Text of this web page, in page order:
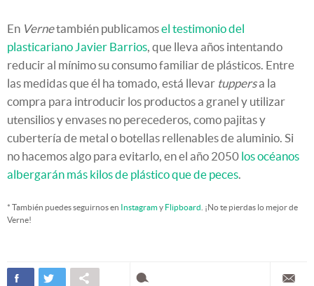
En Vernetambién publicamosel testimonio del
plasticariano Javier Barrios, que lleva años intentando
reducir al mínimo su consumo familiar de plásticos. Entre
las medidas que él ha tomado, está llevar tuppersa la
compra para introducir los productos a granel y utilizar
utensilios y envases no perecederos, como pajitas y
cubertería de metal o botellas rellenables de aluminio. Si
no hacemos algo para evitarlo, en el año 2050 los océanos
albergarán más kilos de plástico que de peces.
* También puedes seguirnos en Instagramy Flipboard . ¡No te pierdas lo mejor de
Verne!